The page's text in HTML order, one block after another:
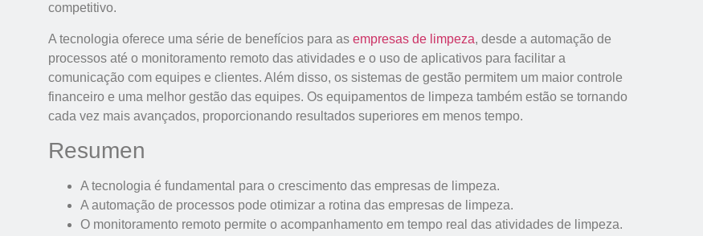
competitivo.
A tecnologia oferece uma série de benefícios para as empresas de limpeza, desde a automação de
processos até o monitoramento remoto das atividades e o uso de aplicativos para facilitar a
comunicação com equipes e clientes. Além disso, os sistemas de gestão permitem um maior controle
financeiro e uma melhor gestão das equipes. Os equipamentos de limpeza também estão se tornando
cada vez mais avançados, proporcionando resultados superiores em menos tempo.
Resumen
A tecnologia é fundamental para o crescimento das empresas de limpeza.
A automação de processos pode otimizar a rotina das empresas de limpeza.
O monitoramento remoto permite o acompanhamento em tempo real das atividades de limpeza.